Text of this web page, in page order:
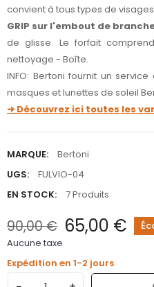
convient à tous types de
GRIP sur l'embout de
de glisse. Le forfait
nettoyage - Boîte.
INFO: Bertoni fournit un
masques et lunettes de soleil
➜ Découvrez ici toutes les
MARQUE:
Bertoni
UGS:
FULVIO-04
EN STOCK:
7 Produits
90,00 € 65,00 €
Aucune taxe
Expédition en 1-2 jours